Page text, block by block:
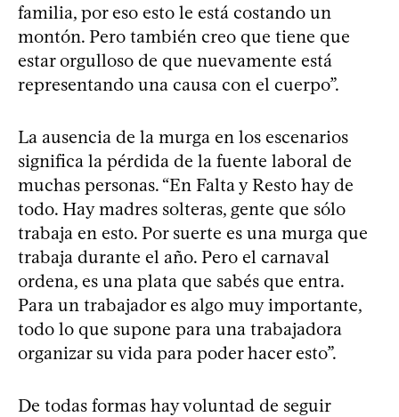
familia, por eso esto le está costando un
montón. Pero también creo que tiene que
estar orgulloso de que nuevamente está
representando una causa con el cuerpo”.
La ausencia de la murga en los escenarios
significa la pérdida de la fuente laboral de
muchas personas. “En Falta y Resto hay de
todo. Hay madres solteras, gente que sólo
trabaja en esto. Por suerte es una murga que
trabaja durante el año. Pero el carnaval
ordena, es una plata que sabés que entra.
Para un trabajador es algo muy importante,
todo lo que supone para una trabajadora
organizar su vida para poder hacer esto”.
De todas formas hay voluntad de seguir